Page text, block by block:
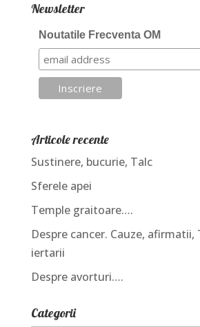
Newsletter
Noutatile Frecventa OM
Articole recente
Sustinere, bucurie, Talc
Sferele apei
Temple graitoare….
Despre cancer. Cauze,
iertarii
Despre avorturi….
Categorii